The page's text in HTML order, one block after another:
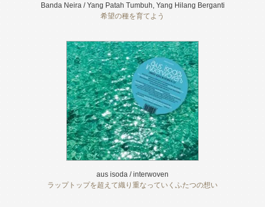
Banda Neira / Yang Patah Tumbuh, Yang Hilang Berganti
希望の種を育てよう
aus isoda / interwoven
ラップトップを超えて織り重なっていくふたつの想い